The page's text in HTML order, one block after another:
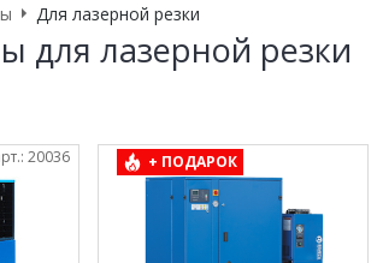
Для лазерной резки
для лазерной резки
20036 + ПОДАРОК